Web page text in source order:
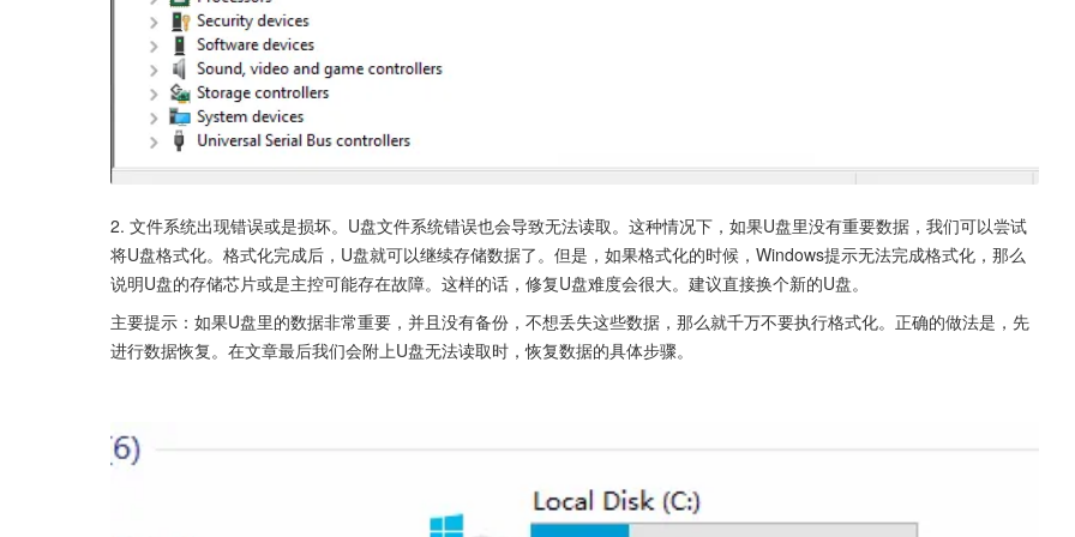
2. 文件系统出现错误或是损坏。U盘文件系统错误也会导致无法读取。这种情况下，如果U盘里没有重要数据，我们可以尝试
将U盘格式化。格式化完成后，U盘就可以继续存储数据了。但是，如果格式化的时候，Windows提示无法完成格式化，那么
说明U盘的存储芯片或是主控可能存在故障。这样的话，修复U盘难度会很大。建议直接换个新的U盘。
主要提示：如果U盘里的数据非常重要，并且没有备份，不想丢失这些数据，那么就千万不要执行格式化。正确的做法是，先
进行数据恢复。在文章最后我们会附上U盘无法读取时，恢复数据的具体步骤。